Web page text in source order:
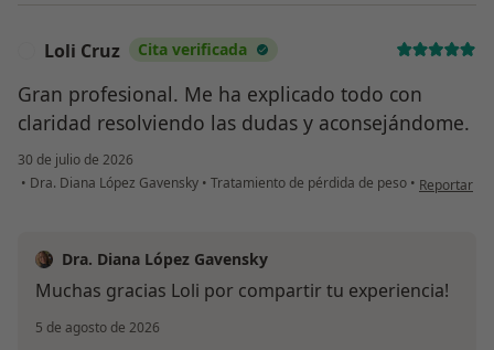
Loli Cruz Cita verificada
Gran profesional. Me ha explicado todo con
claridad resolviendo las dudas y aconsejándome.
30 de julio de 2026
• Dra. Diana López Gavensky • Tratamiento de pérdida de peso • en opinión
Reportar
Dra. Diana López Gavensky
Muchas gracias Loli por compartir tu experiencia!
5 de agosto de 2026